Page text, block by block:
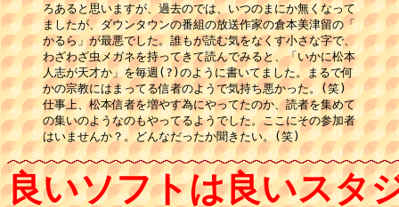
ろあると思いますが、過去のでは、いつのまにか無くなって
ましたが、ダウンタウンの番組の放送作家の倉本美津留の「
かるら」が最悪でした。誰もが読む気をなくす小さな字で、
わざわざ虫メガネを持ってきて読んでみると、「いかに松本
人志が天才か」を毎週(?)のように書いてました。まるで何
かの宗教にはまってる信者のようで気持ち悪かった。(笑)
仕事上、松本信者を増やす為にやってたのか、読者を集めて
の集いのようなのもやってるようでした。ここにその参加者
良いソフトは良いスタ